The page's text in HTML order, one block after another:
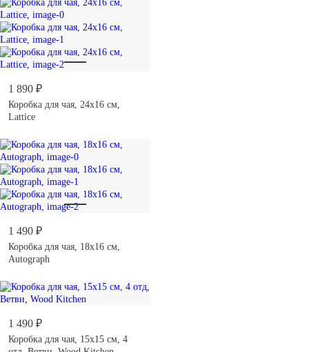
1 890 ₽
Коробка для чая, 24х16 см,
Lattice
1 490 ₽
Коробка для чая, 18х16 см,
Autograph
1 490 ₽
Коробка для чая, 15х15 см, 4